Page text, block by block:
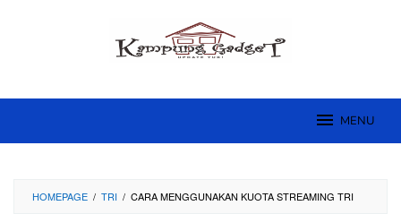
MENU
HOMEPAGE / TRI / CARA MENGGUNAKAN KUOTA STREAMING TRI